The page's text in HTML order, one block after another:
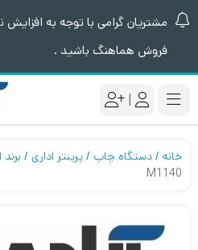
مشتریان گرامی با توجه به افزایش
فروش هماهنگ باشید .
|
خانه دستگاه چاپ پرینتر اداری
M1140